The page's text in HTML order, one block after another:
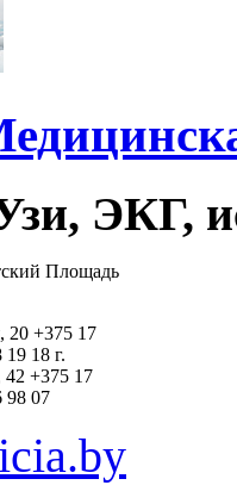
ЭКГ,
Площадь
20 +375 17
18 г.
+375 17
98 07